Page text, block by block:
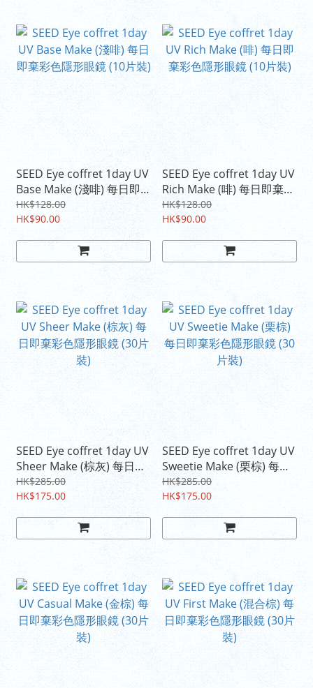
SEED Eye coffret 1day UV
Base Make (淺啡) 每日即
棄彩色隱形眼鏡 (10片裝)
HK$128.00
HK$90.00
SEED Eye coffret 1day UV
Rich Make (啡) 每日即棄彩
色隱形眼鏡 (10片裝)
HK$128.00
HK$90.00
SEED Eye coffret 1day UV
Sheer Make (棕灰) 每日即
棄彩色隱形眼鏡 (30片裝)
HK$285.00
HK$175.00
SEED Eye coffret 1day UV
Sweetie Make (栗棕) 每日
即棄彩色隱形眼鏡 (30片裝)
HK$285.00
HK$175.00